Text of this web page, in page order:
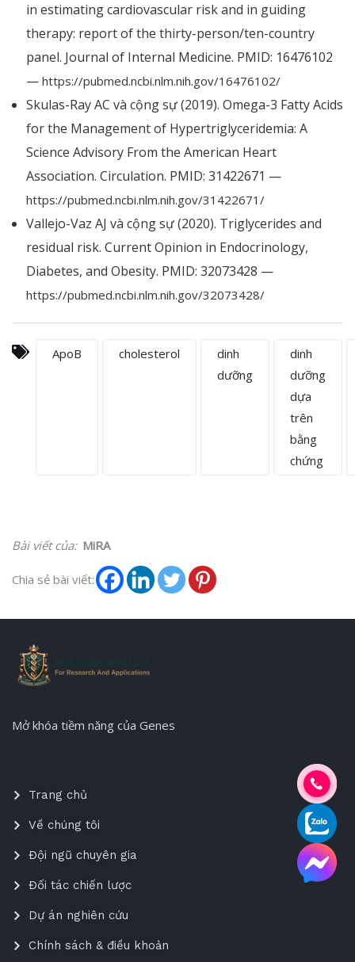
in estimating cardiovascular risk and in guiding
therapy: report of the thirty-person/ten-country
panel. Journal of Internal Medicine. PMID: 16476102
— https://pubmed.ncbi.nlm.nih.gov/16476102/
Skulas-Ray AC và cộng sự (2019). Omega-3 Fatty Acids
for the Management of Hypertriglyceridemia: A
Science Advisory From the American Heart
Association. Circulation. PMID: 31422671 —
https://pubmed.ncbi.nlm.nih.gov/31422671/
Vallejo-Vaz AJ và cộng sự (2020). Triglycerides and
residual risk. Current Opinion in Endocrinology,
Diabetes, and Obesity. PMID: 32073428 —
https://pubmed.ncbi.nlm.nih.gov/32073428/
ApoB cholesterol
dinh
dưỡng
dinh
dưỡng
dựa
trên
bằng
chứng
Bài viết của: MiRA
Chia sẻ bài viết:
Mở khóa tiềm năng của Genes
Trang chủ
Về chúng tôi
Đội ngũ chuyên gia
Đối tác chiến lược
Dự án nghiên cứu
Chính sách & điều khoản